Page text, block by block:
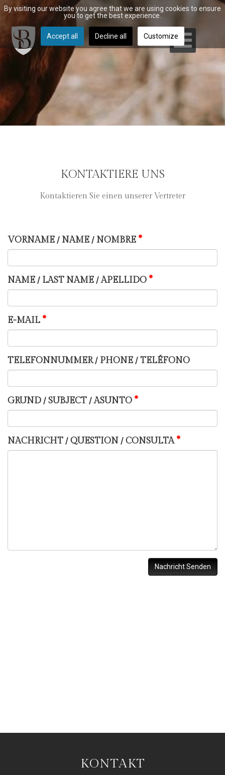
KONTAKTIERE UNS
Kontaktieren Sie einen unserer Vertreter
VORNAME / NAME / NOMBRE
NAME / LAST NAME / APELLIDO
E-MAIL
TELEFONNUMMER / PHONE / TELÉFONO
GRUND / SUBJECT / ASUNTO
NACHRICHT / QUESTION / CONSULTA
Nachricht Senden
KONTAKT
By visiting our website you agree that we are using cookies to ensure
you to get the best experience.
Accept all Decline all Customize